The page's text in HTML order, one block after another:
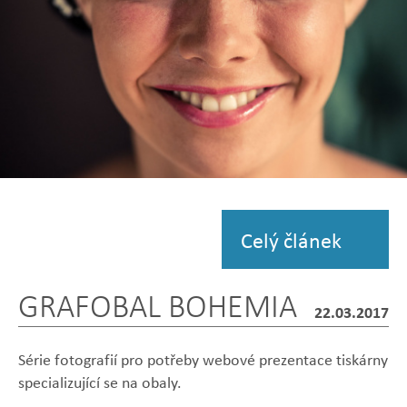
Celý článek
GRAFOBAL BOHEMIA 22.03.2017
Série fotografií pro potřeby webové prezentace tiskárny
specializující se na obaly.